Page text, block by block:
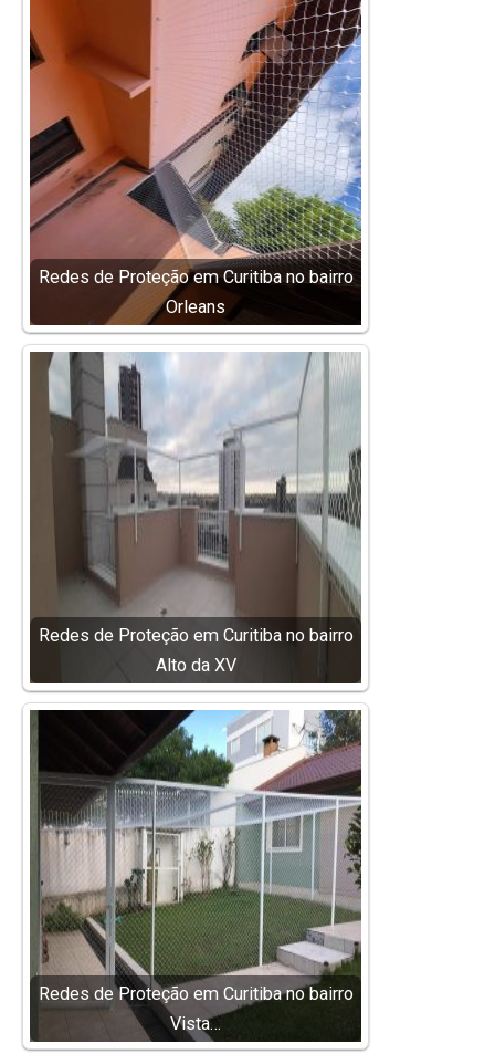
Redes de Proteção em Curitiba no bairro
Orleans
Redes de Proteção em Curitiba no bairro
Alto da XV
Redes de Proteção em Curitiba no bairro
Vista…